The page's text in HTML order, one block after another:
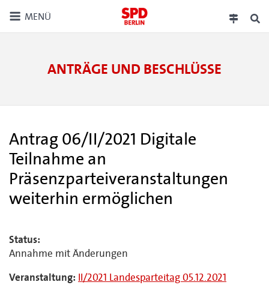
MENÜ
ANTRÄGE UND BESCHLÜSSE
Antrag 06/II/2021 Digitale
Teilnahme an
Präsenzparteiveranstaltungen
weiterhin ermöglichen
Status:
Annahme mit Änderungen
Veranstaltung: II/2021 Landesparteitag 05.12.2021